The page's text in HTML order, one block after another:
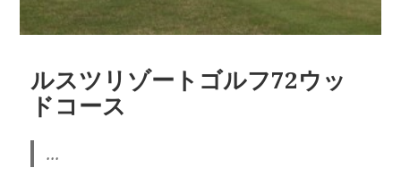
ルスツリゾートゴルフ72ウッ
ドコース
...